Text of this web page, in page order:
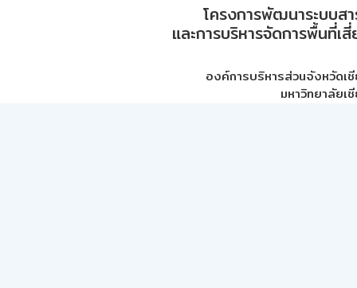
โครงการพัฒนาระบบส
และการบริหารจัดการพื้นที่เ
องค์การบริหารส่วนจังหวัดเ
มหาวิทยาลัยเ